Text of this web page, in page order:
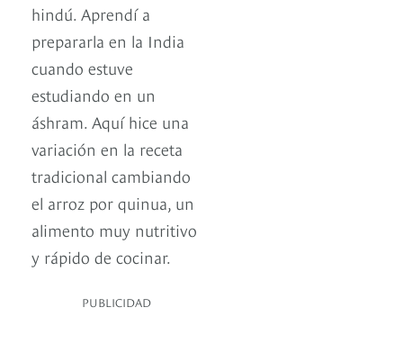
hindú. Aprendí a
prepararla en la India
cuando estuve
estudiando en un
áshram. Aquí hice una
variación en la receta
tradicional cambiando
el arroz por quinua, un
alimento muy nutritivo
y rápido de cocinar.
PUBLICIDAD